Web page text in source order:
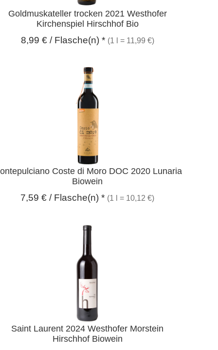
Goldmuskateller trocken 2021 Westhofer
Kirchenspiel Hirschhof Bio
8,99 €/ Flasche(n) * (1 l = 11,99 €)
Coste di Moro DOC 2020 Lunaria
Biowein
7,59 € / Flasche(n) * (1 l = 10,12 €)
Saint Laurent 2024 Westhofer Morstein
Hirschhof Biowein